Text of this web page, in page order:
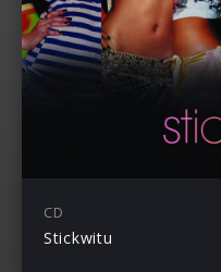
CD
Stickwitu